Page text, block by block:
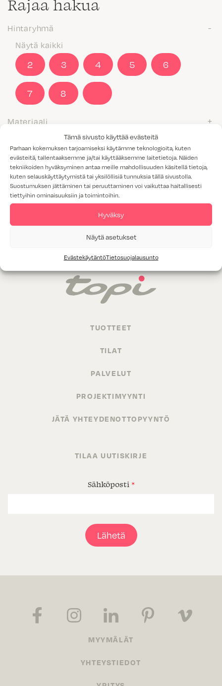
Tämä sivusto käyttää evästeitä
Parhaan kokemuksen tarjoamiseksi käytämme teknologioita, kuten
evästeitä, tallentaaksemme ja/tai käyttääksemme laitetietoja. Näiden
tekniikoiden hyväksyminen antaa meille mahdollisuuden käsitellä tietoja,
kuten selauskäyttäytymistä tai yksilöllisiä tunnuksia tällä sivustolla.
Suostumuksen jättäminen tai peruuttaminen voi vaikuttaa haitallisesti
tiettyihin ominaisuuksiin ja toimintoihin.
Hyväksy
Näytä asetukset
EvästekäytäntöTietosuojalausunto
Rajaa hakua
Hintaryhmä
Näytä kaikki
2 3 4 5 6
7 8
Materiaali
Näytä kaikki
Kyllä
Valitettavasti annetuilla hakukriteereillä ei löytynyt yhtään
TUOTTEET
TILAT
PALVELUT
PROJEKTIMYYNTI
JÄTÄ YHTEYDENOTTOPYYNTÖ
TILAA UUTISKIRJE
Sähköposti *
Lähetä
MYYMÄLÄT
YHTEYSTIEDOT